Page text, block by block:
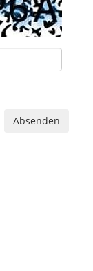
Absenden